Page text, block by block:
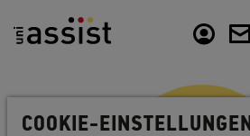
COOKIE-EINSTELLUNGEN